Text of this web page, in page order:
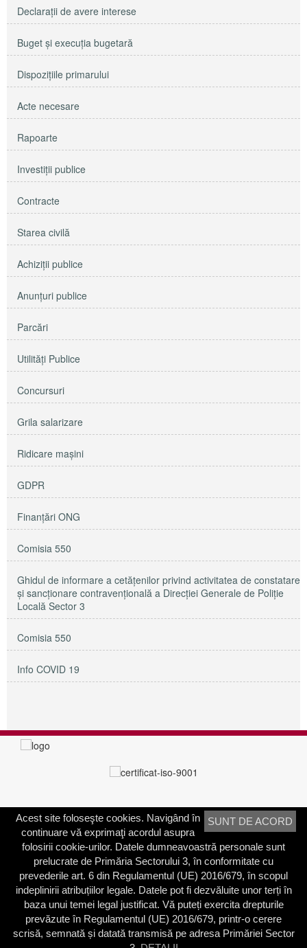
Declaraţii de avere interese
Buget şi execuţia bugetară
Dispoziţiile primarului
Acte necesare
Rapoarte
Investiţii publice
Contracte
Starea civilă
Achiziţii publice
Anunţuri publice
Parcări
Utilităţi Publice
Concursuri
Grila salarizare
Ridicare maşini
GDPR
Finanțări ONG
Comisia 550
Ghidul de informare a cetățenilor privind activitatea de constatare
și sancționare contravențională a Direcției Generale de Poliție
Locală Sector 3
Comisia 550
Info COVID 19
PRIMĂRIA SECTORULUI 3
Adresa:Calea Dudeşti nr. 191
Bucureşti, Sector 3, România
Contactați-ne
Telefon: 021.318.03.23
Fax: 021.318.03.04
SUNT DE ACORD
Acest site foloseşte cookies. Navigând în
continuare vă exprimaţi acordul asupra
folosirii cookie-urilor. Datele dumneavoastră personale sunt
prelucrate de Primăria Sectorului 3, în conformitate cu
prevederile art. 6 din Regulamentul (UE) 2016/679, în scopul
indeplinirii atribuțiilor legale. Datele pot fi dezvăluite unor terți în
baza unui temei legal justificat. Vă puteți exercita drepturile
prevăzute în Regulamentul (UE) 2016/679, printr-o cerere
scrisă, semnată și datată transmisă pe adresa Primăriei Sector